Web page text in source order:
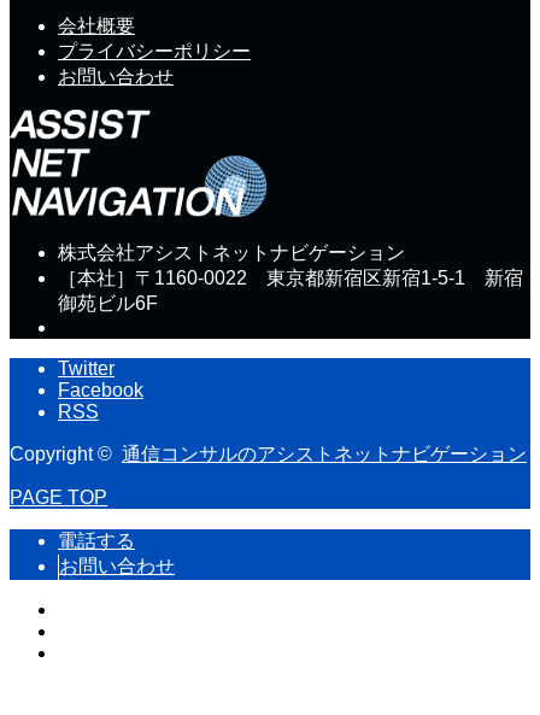
会社概要
プライバシーポリシー
お問い合わせ
株式会社アシストネットナビゲーション
［本社］〒1160-0022 東京都新宿区新宿1-5-1 新宿
御苑ビル6F
Twitter
Facebook
RSS
Copyright © 通信コンサルのアシストネットナビゲーション
PAGE TOP
電話する
お問い合わせ